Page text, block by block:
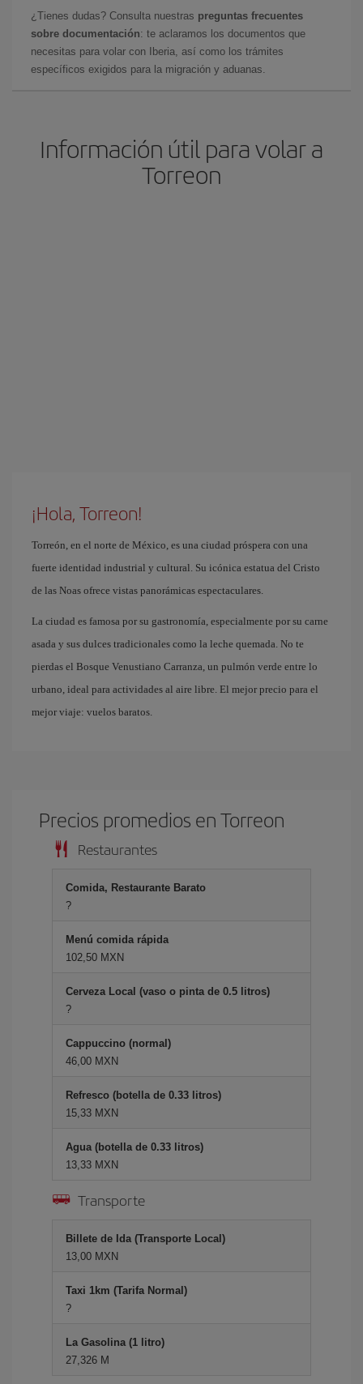
¿Tienes dudas? Consulta nuestras preguntas frecuentes
sobre documentación: te aclaramos los documentos que
necesitas para volar con Iberia, así como los trámites
específicos exigidos para la migración y aduanas.
Información útil para volar a
Torreon
¡Hola, Torreon!
Torreón, en el norte de México, es una ciudad próspera con una
fuerte identidad industrial y cultural. Su icónica estatua del Cristo
de las Noas ofrece vistas panorámicas espectaculares.
La ciudad es famosa por su gastronomía, especialmente por su carne
asada y sus dulces tradicionales como la leche quemada. No te
pierdas el Bosque Venustiano Carranza, un pulmón verde entre lo
urbano, ideal para actividades al aire libre. El mejor precio para el
mejor viaje: vuelos baratos.
Precios promedios en Torreon
Restaurantes
Comida, Restaurante Barato
?
Menú comida rápida
102,50 MXN
Cerveza Local (vaso o pinta de 0.5 litros)
?
Cappuccino (normal)
46,00 MXN
Refresco (botella de 0.33 litros)
15,33 MXN
Agua (botella de 0.33 litros)
13,33 MXN
Transporte
Billete de Ida (Transporte Local)
13,00 MXN
Taxi 1km (Tarifa Normal)
?
La Gasolina (1 litro)
27,326 M